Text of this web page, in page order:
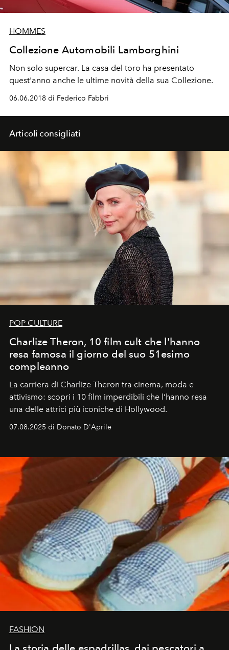
HOMMES
Collezione Automobili Lamborghini
Non solo supercar. La casa del toro ha presentato
quest'anno anche le ultime novità della sua Collezione.
06.06.2018 di Federico Fabbri
Articoli consigliati
POP CULTURE
Charlize Theron, 10 film cult che l'hanno
resa famosa il giorno del suo 51esimo
compleanno
La carriera di Charlize Theron tra cinema, moda e
attivismo: scopri i 10 film imperdibili che l’hanno resa
una delle attrici più iconiche di Hollywood.
07.08.2025 di Donato D'Aprile
FASHION